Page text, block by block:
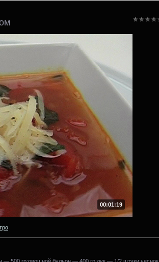
00:01:19
— 500 гр;овощной бульон — 400 гр;лук — 1/2 штуки;чеснок